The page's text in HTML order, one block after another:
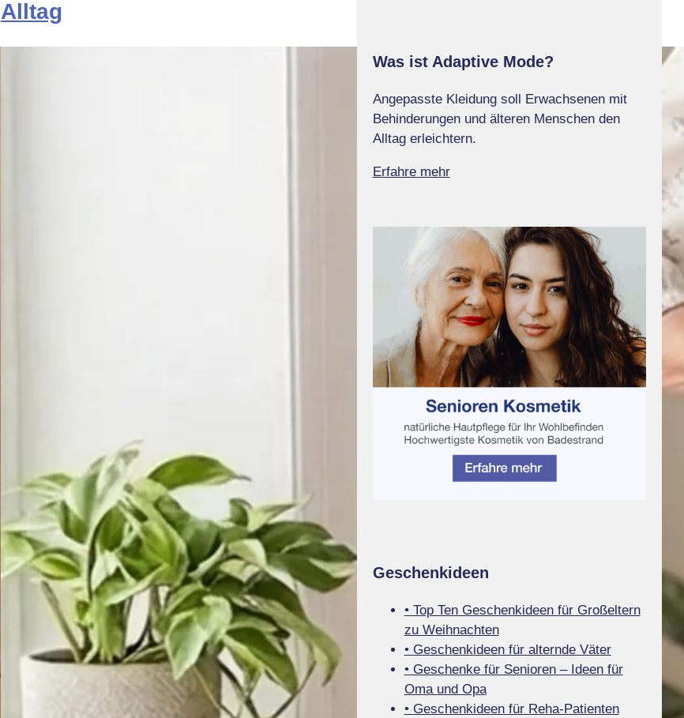
Alltag
Was ist Adaptive Mode?
Angepasste Kleidung soll Erwachsenen mit
Behinderungen und älteren Menschen den
Alltag erleichtern.
Erfahre mehr
Geschenkideen
• Top Ten Geschenkideen für Großeltern
zu Weihnachten
• Geschenkideen für alternde Väter
• Geschenke für Senioren – Ideen für
Oma und Opa
• Geschenkideen für Reha-Patienten